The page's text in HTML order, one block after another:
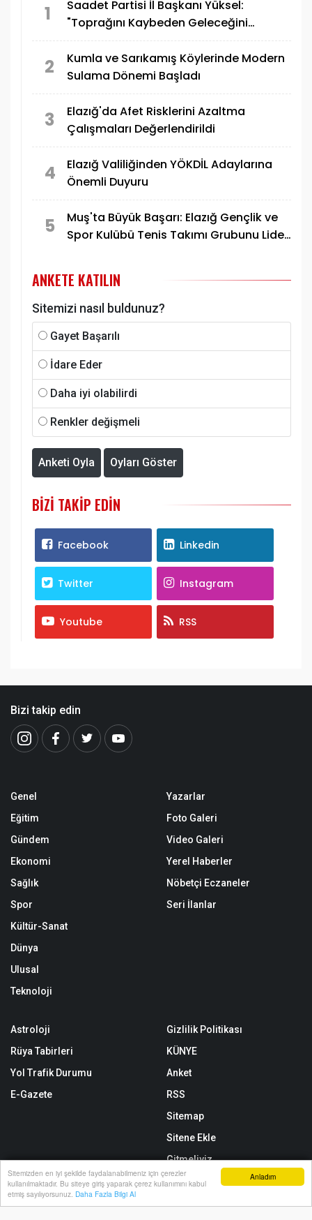
Anladım
Sitemizden en iyi şekilde faydalanabilmeniz için çerezler
kullanılmaktadır. Bu siteye giriş yaparak çerez kullanımını kabul
etmiş sayılıyorsunuz. Daha Fazla Bilgi Al
1
Saadet Partisi İl Başkanı Yüksel:
"Toprağını Kaybeden Geleceğini
2
Kumla ve Sarıkamış Köylerinde Modern
Sulama Dönemi Başladı
3
Elazığ'da Afet Risklerini Azaltma
Çalışmaları Değerlendirildi
4
Elazığ Valiliğinden YÖKDİL Adaylarına
Önemli Duyuru
5
Muş'ta Büyük Başarı: Elazığ Gençlik ve
Spor Kulübü Tenis Takımı Grubunu Lider
ANKETE KATILIN
Sitemizi nasıl buldunuz?
Gayet Başarılı
İdare Eder
Daha iyi olabilirdi
Renkler değişmeli
Anketi Oyla Oyları Göster
BIZI TAKIP EDIN
Facebook Linkedin
Twitter Instagram
Youtube RSS
Bizi takip edin
Genel
Eğitim
Gündem
Ekonomi
Sağlık
Spor
Kültür-Sanat
Dünya
Ulusal
Teknoloji
Yazarlar
Foto Galeri
Video Galeri
Yerel Haberler
Nöbetçi Eczaneler
Seri İlanlar
Astroloji
Rüya Tabirleri
Yol Trafik Durumu
E-Gazete
Gizlilik Politikası
KÜNYE
Anket
RSS
Sitemap
Sitene Ekle
Gitmeliyiz
Arşiv
Anasayfa Yazarlar Haber Ara